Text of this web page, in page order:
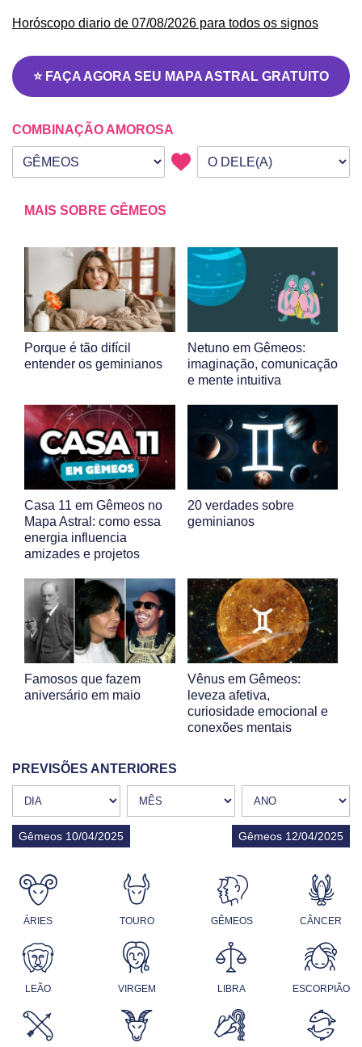
Horóscopo diario de 07/08/2026 para todos os signos
⭐ FAÇA AGORA SEU MAPA ASTRAL GRATUITO
COMBINAÇÃO AMOROSA
Seu signo
Signo da outra pessoa
MAIS SOBRE GÊMEOS
Porque é tão difícil
entender os geminianos
Netuno em Gêmeos:
imaginação, comunicação
e mente intuitiva
Casa 11 em Gêmeos no
Mapa Astral: como essa
energia influencia
amizades e projetos
20 verdades sobre
geminianos
Famosos que fazem
aniversário em maio
Vênus em Gêmeos:
leveza afetiva,
curiosidade emocional e
conexões mentais
PREVISÕES ANTERIORES
Gêmeos 10/04/2025 Gêmeos 12/04/2025
ÁRIES TOURO GÊMEOS CÂNCER
LEÃO VIRGEM LIBRA ESCORPIÃO